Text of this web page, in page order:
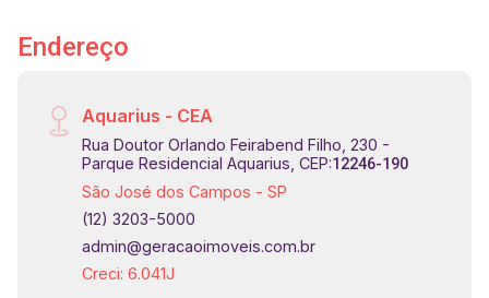
Endereço
Aquarius - CEA
Rua Doutor Orlando Feirabend Filho, 230 -
Parque Residencial Aquarius, CEP:12246-190
São José dos Campos - SP
(12) 3203-5000
admin@geracaoimoveis.com.br
Creci: 6.041J